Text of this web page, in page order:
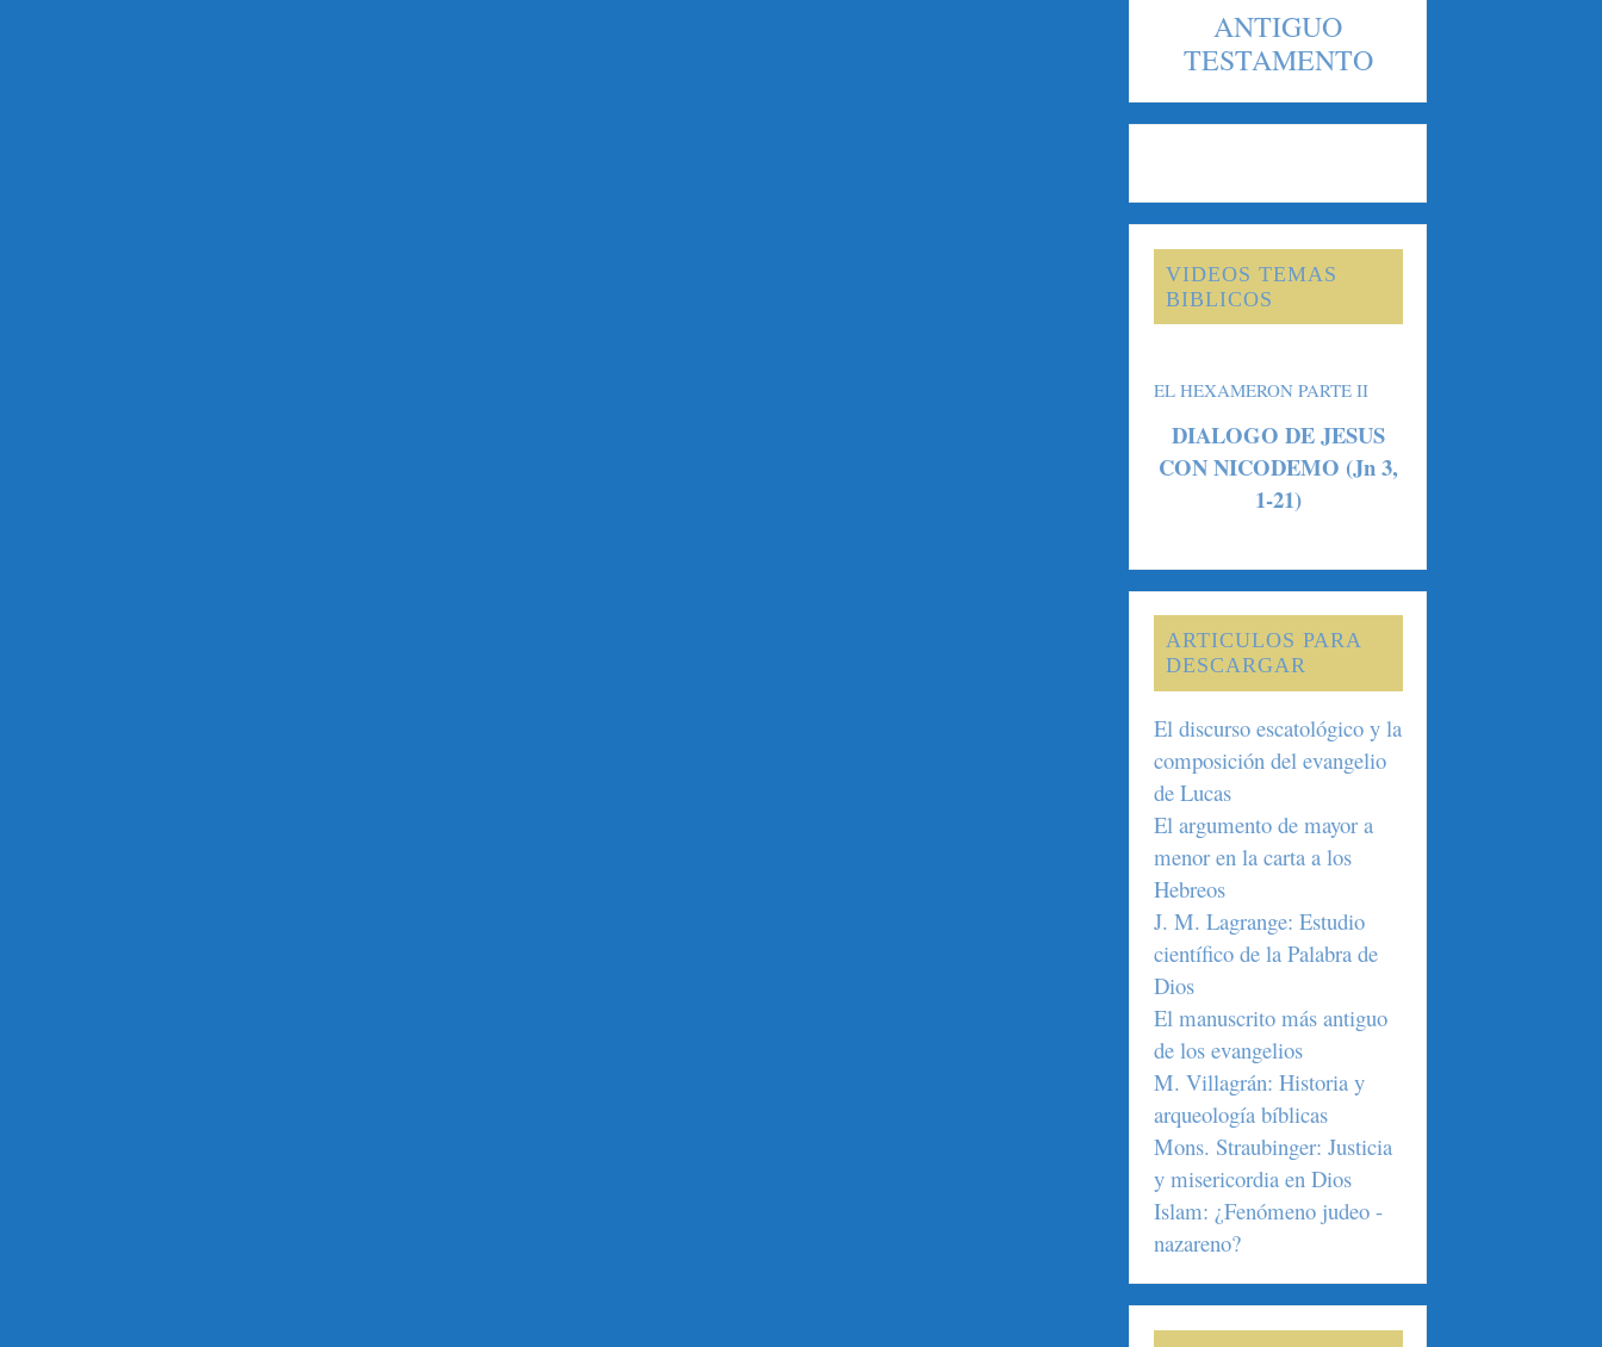
ANTIGUO
TESTAMENTO
VIDEOS TEMAS
BIBLICOS
EL HEXAMERON PARTE II
DIALOGO DE JESUS
CON NICODEMO (Jn 3,
1-21)
ARTICULOS PARA
DESCARGAR
El discurso escatológico y la
composición del evangelio
de Lucas
El argumento de mayor a
menor en la carta a los
Hebreos
J. M. Lagrange: Estudio
científico de la Palabra de
Dios
El manuscrito más antiguo
de los evangelios
M. Villagrán: Historia y
arqueología bíblicas
Mons. Straubinger: Justicia
y misericordia en Dios
Islam: ¿Fenómeno judeo -
nazareno?